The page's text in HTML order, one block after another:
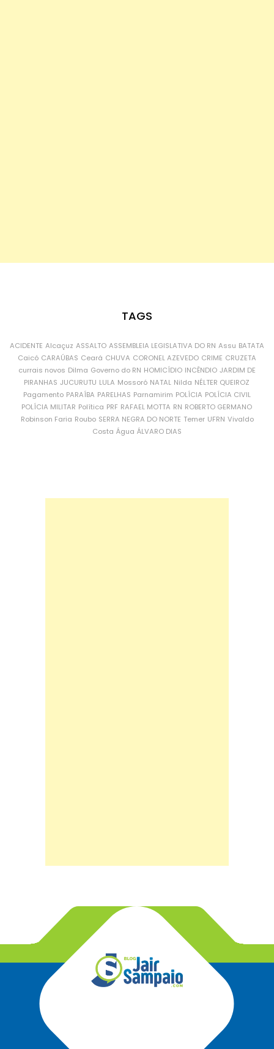
TAGS
ACIDENTE Alcaçuz ASSALTO ASSEMBLEIA LEGISLATIVA DO RN Assu BATATA
Caicó CARAÚBAS Ceará CHUVA CORONEL AZEVEDO CRIME CRUZETA
currais novos Dilma Governo do RN HOMICÍDIO INCÊNDIO JARDIM DE
PIRANHAS JUCURUTU LULA Mossoró NATAL Nilda NÉLTER QUEIROZ
Pagamento PARAÍBA PARELHAS Parnamirim POLÍCIA POLÍCIA CIVIL
POLÍCIA MILITAR Política PRF RAFAEL MOTTA RN ROBERTO GERMANO
Robinson Faria Roubo SERRA NEGRA DO NORTE Temer UFRN Vivaldo
Costa Água ÁLVARO DIAS